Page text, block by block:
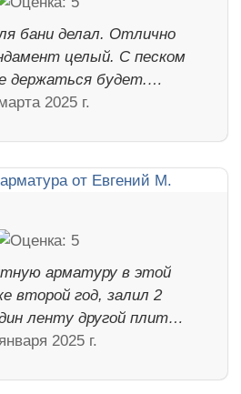
бани делал. Отлично
целый. С песком
держаться будет.…
2025 г.
арматуру в этой
второй год, залил 2
ленту другой плит…
2025 г.